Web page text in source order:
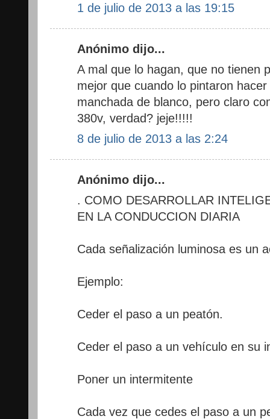
1 de julio de 2013 a las 19:15
Anónimo dijo...
A mal que lo hagan, que no tienen
mejor que cuando lo pintaron
manchada de blanco, pero claro
380v, verdad? jeje!!!!!
8 de julio de 2013 a las 2:24
Anónimo dijo...
. COMO DESARROLLAR
EN LA CONDUCCION DIARIA
Cada señalización luminosa es un
Ejemplo:
Ceder el paso a un peatón.
Ceder el paso a un vehículo en su
Poner un intermitente
Cada vez que cedes el paso a un